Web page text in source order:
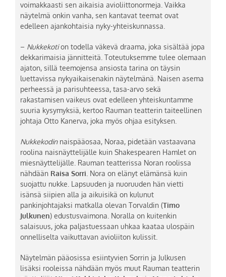
voimakkaasti sen aikaisia avioliittonormeja. Vaikka
näytelmä onkin vanha, sen kantavat teemat ovat
edelleen ajankohtaisia nyky-yhteiskunnassa.
– Nukkekotion todella väkevä draama, joka sisältää jopa
dekkarimaisia jännitteitä. Toteutuksemme tulee olemaan
ajaton, sillä teemojensa ansiosta tarina on täysin
luettavissa nykyaikaisenakin näytelmänä. Naisen asema
perheessä ja parisuhteessa, tasa-arvo sekä
rakastamisen vaikeus ovat edelleen yhteiskuntamme
suuria kysymyksiä, kertoo Rauman teatterin taiteellinen
johtaja Otto Kanerva, joka myös ohjaa esityksen.
Nukkekodinnaispääosaa, Noraa, pidetään vastaavana
roolina naisnäyttelijälle kuin Shakespearen Hamlet on
miesnäyttelijälle. Rauman teatterissa Noran roolissa
nähdään Raisa Sorri. Nora on elänyt elämänsä kuin
suojattu nukke. Lapsuuden ja nuoruuden hän vietti
isänsä siipien alla ja aikuisikä on kulunut
pankinjohtajaksi matkalla olevan Torvaldin (Timo
Julkunen) edustusvaimona. Noralla on kuitenkin
salaisuus, joka paljastuessaan uhkaa kaataa ulospäin
onnelliselta vaikuttavan avioliiton kulissit.
Näytelmän pääosissa esiintyvien Sorrin ja Julkusen
lisäksi rooleissa nähdään myös muut Rauman teatterin